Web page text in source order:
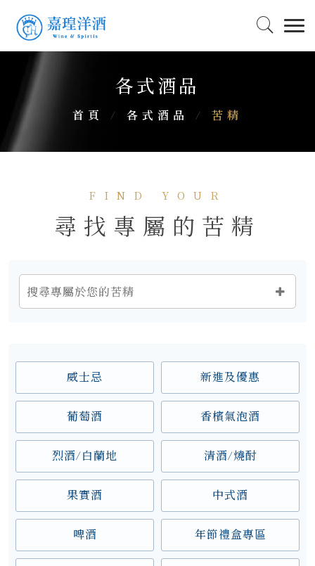
各式酒品
首頁 / 各式酒品 / 苦精
FIND YOUR
尋找專屬的苦精
威士忌 新進及優惠
葡萄酒 香檳氣泡酒
烈酒/白蘭地 清酒/燒酎
果實酒 中式酒
啤酒 年節禮盒專區
搜尋專屬於您的苦精